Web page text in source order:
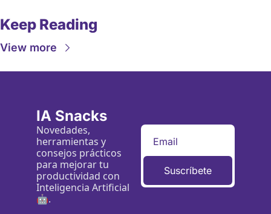
Keep Reading
View more
IA Snacks
Novedades,
herramientas y
consejos prácticos
para mejorar tu
productividad con
🤖.
Suscríbete